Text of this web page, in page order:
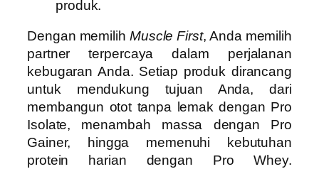
produk.
Dengan memilih Muscle First, Anda memilih
partner terpercaya dalam perjalanan
kebugaran Anda. Setiap produk dirancang
untuk mendukung tujuan Anda, dari
membangun otot tanpa lemak dengan Pro
Isolate, menambah massa dengan Pro
Gainer, hingga memenuhi kebutuhan
protein harian dengan Pro Whey.